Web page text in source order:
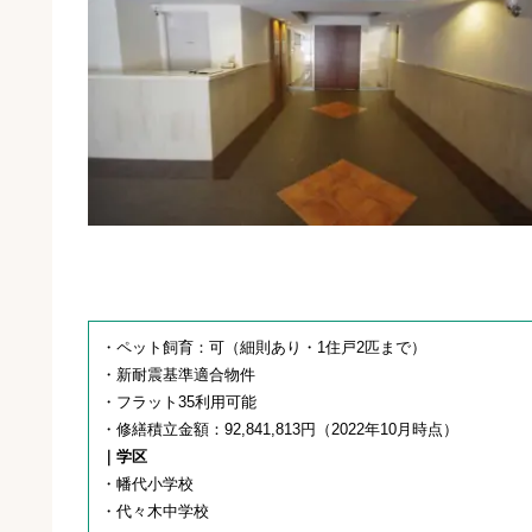
・ペット飼育：可（細則あり・1住戸2匹まで）
・新耐震基準適合物件
・フラット35利用可能
・修繕積立金額：92,841,813円（2022年10月時点）
｜学区
・幡代小学校
・代々木中学校